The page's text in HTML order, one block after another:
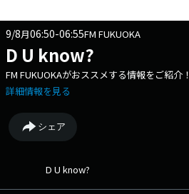
9/8月06:50-06:55FM FUKUOKA
D U know?
FM FUKUOKAがおススメする情報をご紹介！
詳細情報を見る
シェア
D U know?